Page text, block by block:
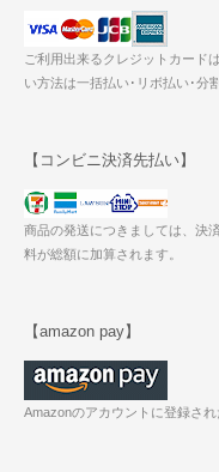
ご利用出来るクレジットカード
い方法は一括払い･リボ払い･分
【コンビニ決済先払い】
商品の発送につきましては、決
料が総額に加算されます。
【amazon pay】
Amazonのアカウントに登録さ